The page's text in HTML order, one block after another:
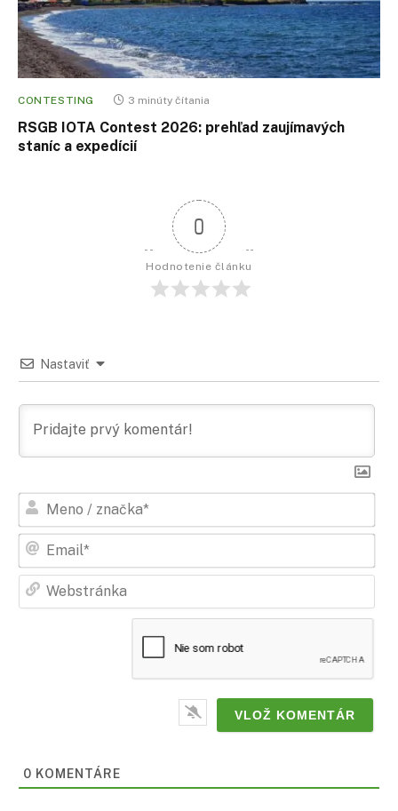
CONTESTING 3 minúty čítania
RSGB IOTA Contest 2026: prehľad zaujímavých
staníc a expedícií
0
Hodnotenie článku
Nastaviť
0 KOMENTÁRE